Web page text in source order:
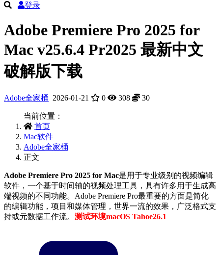
登录
Adobe Premiere Pro 2025 for
Mac v25.6.4 Pr2025 最新中文
破解版下载
Adobe全家桶 2026-01-21 0 308 30
当前位置：
首页
Mac软件
Adobe全家桶
正文
Adobe Premiere Pro 2025 for Mac是用于专业级别的视频编辑
软件，一个基于时间轴的视频处理工具，具有许多用于生成高
端视频的不同功能。Adobe Premiere Pro最重要的方面是简化
的编辑功能，项目和媒体管理，世界一流的效果，广泛格式支
持或元数据工作流。 测试环境macOS Tahoe26.1